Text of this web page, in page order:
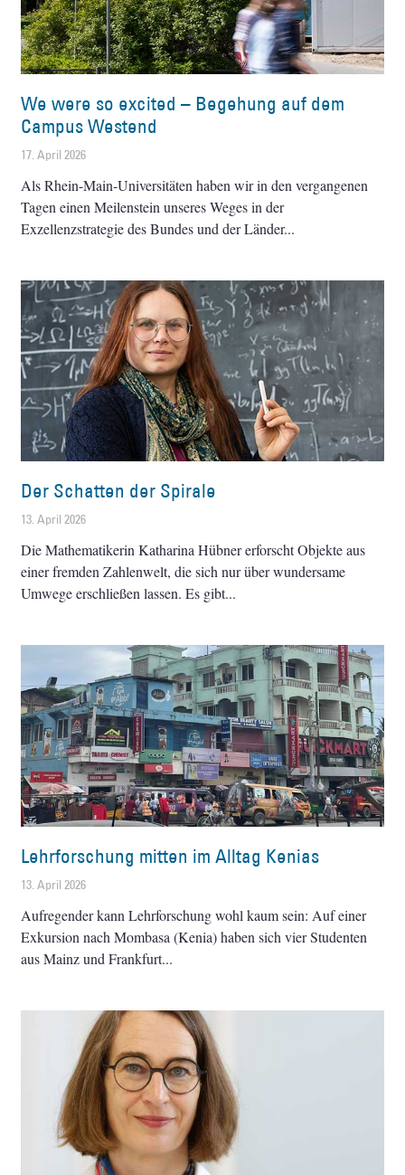
We were so excited – Begehung auf dem
Campus Westend
17. April 2026
Als Rhein-Main-Universitäten haben wir in den vergangenen
Tagen einen Meilenstein unseres Weges in der
Exzellenzstrategie des Bundes und der Länder
Der Schatten der Spirale
13. April 2026
Die Mathematikerin Katharina Hübner erforscht Objekte aus
einer fremden Zahlenwelt, die sich nur über wundersame
Umwege erschließen lassen. Es gibt
Lehrforschung mitten im Alltag Kenias
13. April 2026
Aufregender kann Lehrforschung wohl kaum sein: Auf einer
Exkursion nach Mombasa (Kenia) haben sich vier Studenten
aus Mainz und Frankfurt